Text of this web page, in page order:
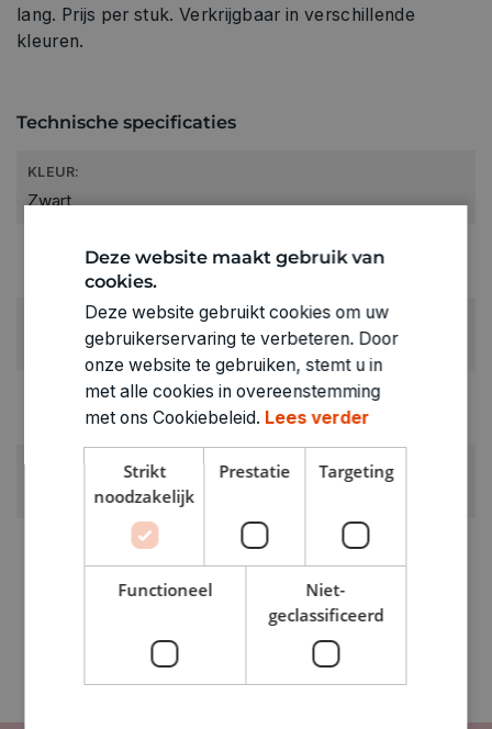
lang. Prijs per stuk. Verkrijgbaar in verschillende
kleuren.
Technische specificaties
KLEUR:
Zwart
LEVERANCIERSKLEUR:
RUBRIEK:
Leder- en suèdekoord
GEWICHT
0.034kg
ARTIKELNUMMER
Deze website maakt gebruik van
cookies.
Deze website gebruikt cookies om uw
gebruikerservaring te verbeteren. Door
onze website te gebruiken, stemt u in
met alle cookies in overeenstemming
met ons Cookiebeleid. Lees verder
Strikt
noodzakelijk
Prestatie Targeting
Functioneel
Niet-
geclassificeerd